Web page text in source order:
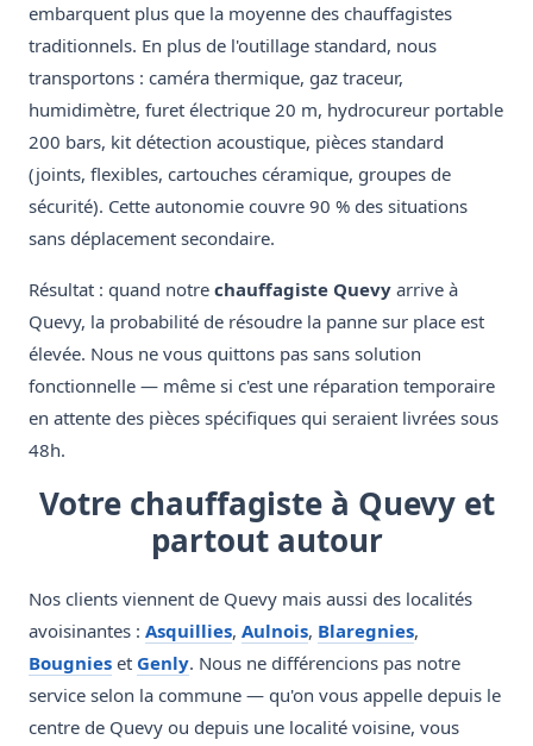
embarquent plus que la moyenne des chauffagistes
traditionnels. En plus de l'outillage standard, nous
transportons : caméra thermique, gaz traceur,
humidimètre, furet électrique 20 m, hydrocureur portable
200 bars, kit détection acoustique, pièces standard
(joints, flexibles, cartouches céramique, groupes de
sécurité). Cette autonomie couvre 90 % des situations
sans déplacement secondaire.
Résultat : quand notre chauffagiste Quevy arrive à
Quevy, la probabilité de résoudre la panne sur place est
élevée. Nous ne vous quittons pas sans solution
fonctionnelle — même si c'est une réparation temporaire
en attente des pièces spécifiques qui seraient livrées sous
48h.
Votre chauffagiste à Quevy et
partout autour
Nos clients viennent de Quevy mais aussi des localités
avoisinantes : Asquillies, Aulnois, Blaregnies,
Bougnies et Genly. Nous ne différencions pas notre
service selon la commune — qu'on vous appelle depuis le
centre de Quevy ou depuis une localité voisine, vous